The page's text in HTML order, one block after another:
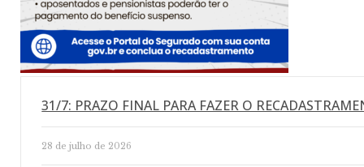
31/7: PRAZO FINAL PARA FAZER O
28 de julho de 2026